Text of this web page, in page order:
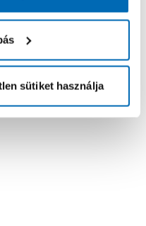
sütiket használja